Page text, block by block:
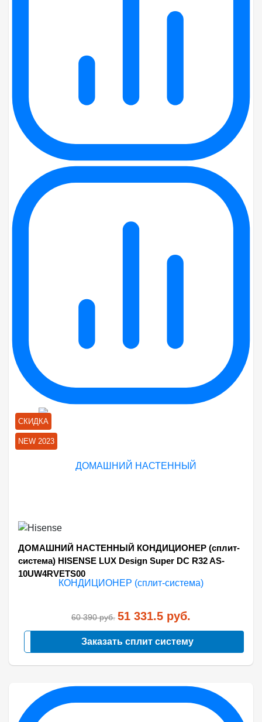
СКИДКА
NEW 2023
ДОМАШНИЙ НАСТЕННЫЙ КОНДИЦИОНЕР (сплит-
система) HISENSE LUX Design Super DC R32 AS-
10UW4RVETS00
60 390руб. 51 331.5 руб.
Заказать сплит систему